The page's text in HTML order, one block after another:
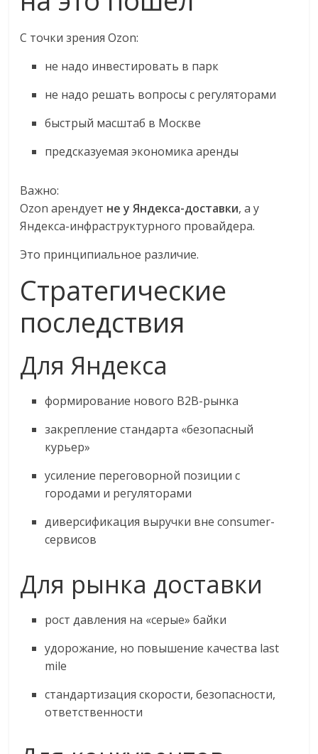
С точки зрения Ozon:
не надо инвестировать в парк
не надо решать вопросы с регуляторами
быстрый масштаб в Москве
предсказуемая экономика аренды
Важно:
Ozon арендует не у Яндекса-доставки, а у
Яндекса-инфраструктурного провайдера.
Это принципиальное различие.
Стратегические
последствия
Для Яндекса
формирование нового B2B-рынка
закрепление стандарта «безопасный
курьер»
усиление переговорной позиции с
городами и регуляторами
диверсификация выручки вне consumer-
сервисов
Для рынка доставки
рост давления на «серые» байки
удорожание, но повышение качества last
mile
стандартизация скорости, безопасности,
ответственности